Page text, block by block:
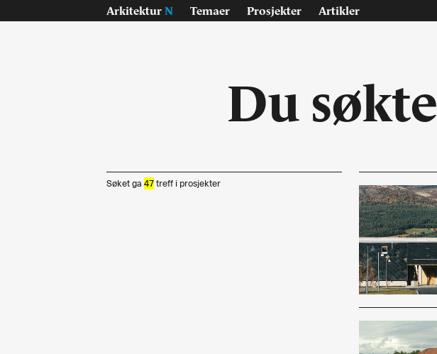
Arkitektur N Temaer Prosjekter Artikler
Prosjekter
Konkurranse, utkast, skisser
Du søkte
Søket ga 47treff i prosjekter